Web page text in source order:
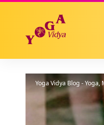
Yoga Vidya Blog -